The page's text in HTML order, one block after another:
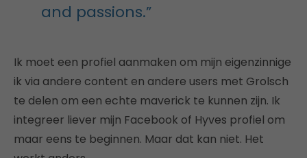
and passions.”
Ik moet een profiel aanmaken om mijn eigenzinnige
ik via andere content en andere users met Grolsch
te delen om een echte maverick te kunnen zijn. Ik
integreer liever mijn Facebook of Hyves profiel om
maar eens te beginnen. Maar dat kan niet. Het